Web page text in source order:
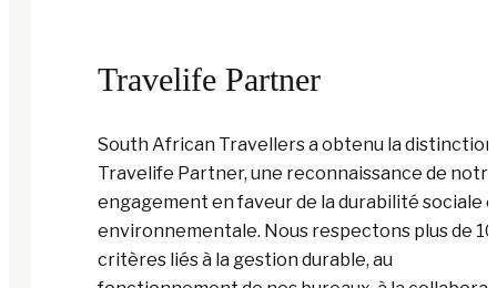
Travelife Partner
South African Travellers a obtenu la distinction
Travelife Partner, une reconnaissance de
engagement en faveur de la durabilité sociale
environnementale. Nous respectons plus de
critères liés à la gestion durable, au